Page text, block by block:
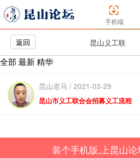
手机端
返回 昆山义工联
全部 最新精华
昆山老马 / 2021-03-29
昆山市义工联合会招募义工流程
装个手机版,上昆山